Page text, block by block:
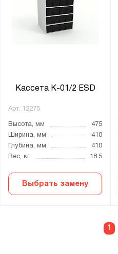
Кассета К-01/2 ESD
Арт. 12275
Высота, мм
475
Ширина, мм
410
Глубина, мм
410
Вес, кг
18.5
Выбрать замену
1